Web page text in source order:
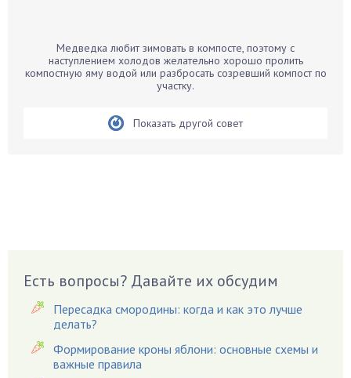
Бархатцы
Бегония
Вешенки
Виноград
Вредители
Гардения
Медведка любит зимовать в компосте, поэтому с
наступлением холодов желательно хорошо пролить
компостную яму водой или разбросать созревший компост по
участку.
Показать другой совет
Есть вопросы? Давайте их обсудим
Пересадка смородины: когда и как это лучше
делать?
Формирование кроны яблони: основные схемы и
важные правила